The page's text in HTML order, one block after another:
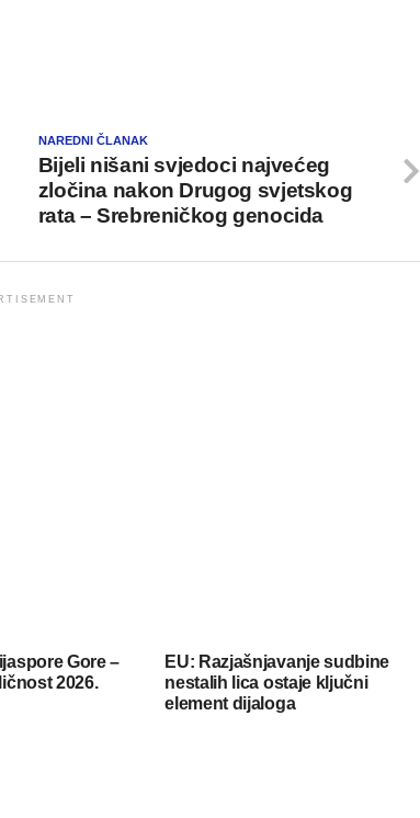
NAREDNI ČLANAK
Bijeli nišani svjedoci najvećeg
zločina nakon Drugog svjetskog
rata – Srebreničkog genocida
Gore –
2026.
EU: Razjašnjavanje sudbine
nestalih lica ostaje ključni
element dijaloga